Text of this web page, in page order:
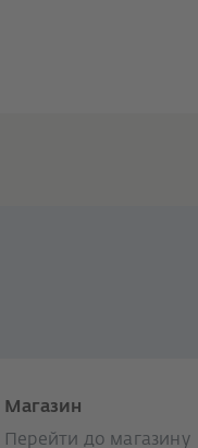
Магазин
Перейти до магазину